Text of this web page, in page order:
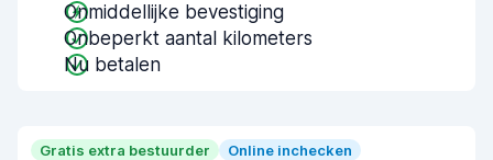
Onmiddellijke bevestiging
Onbeperkt aantal kilometers
Nu betalen
Gratis extra bestuurder Online inchecken